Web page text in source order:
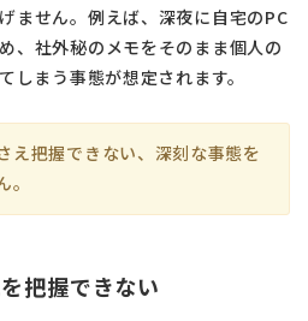
ません。例えば、深夜に自宅のPC
、社外秘のメモをそのまま個人の
しまう事態が想定されます。
え把握できない、深刻な事態を
把握できない